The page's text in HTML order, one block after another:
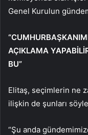
Genel Kurulun
AÇIKLAMA
BU”
Elitaş, seçimlerin ne
ilişkin de şunları
“Şu anda